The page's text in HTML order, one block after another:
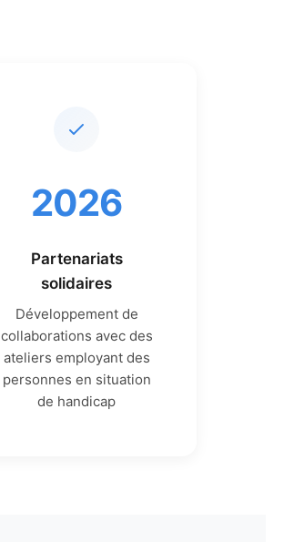
2026
Partenariats
solidaires
Développement de
collaborations avec des
ateliers employant des
personnes en situation
de handicap